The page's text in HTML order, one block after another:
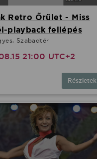
Retro Őrület - Miss
playback fellépés
Szabadtér
21:00 UTC+2
Részletek